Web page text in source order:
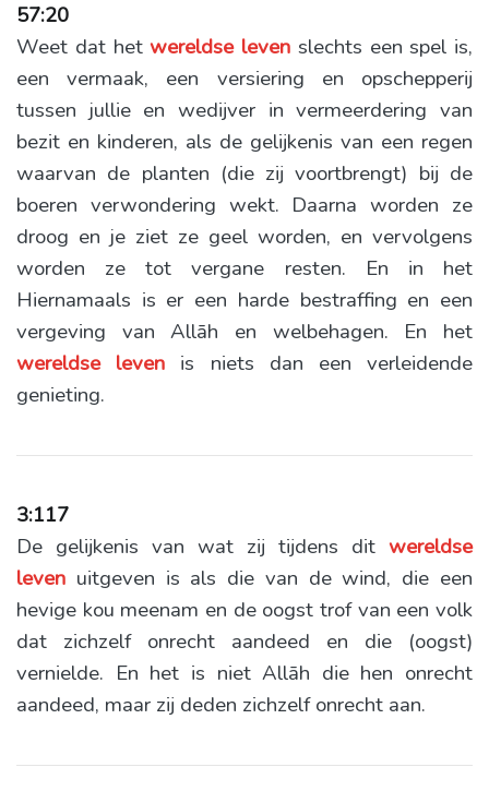
57:20
Weet dat hetwereldse leven slechts een spel is,
een vermaak, een versiering en opschepperij
tussen jullie en wedijver in vermeerdering van
bezit en kinderen, als de gelijkenis van een regen
waarvan de planten (die zij voortbrengt) bij de
boeren verwondering wekt. Daarna worden ze
droog en je ziet ze geel worden, en vervolgens
worden ze tot vergane resten. En in het
Hiernamaals is er een harde bestraffing en een
vergeving van Allāh en welbehagen. En het
wereldse leven is niets dan een verleidende
genieting.
3:117
De gelijkenis van wat zij tijdens dit wereldse
leven uitgeven is als die van de wind, die een
hevige kou meenam en de oogst trof van een volk
dat zichzelf onrecht aandeed en die (oogst)
vernielde. En het is niet Allāh die hen onrecht
aandeed, maar zij deden zichzelf onrecht aan.